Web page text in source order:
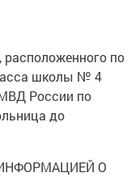
по
школы № 4
России по
до
О